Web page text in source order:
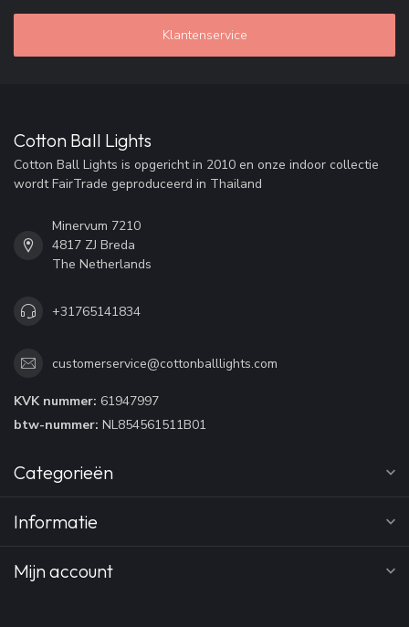
Klantenservice
Cotton Ball Lights
Cotton Ball Lights is opgericht in 2010 en onze indoor collectie
wordt FairTrade geproduceerd in Thailand
Minervum 7210
4817 ZJ Breda
The Netherlands
+31765141834
customerservice@cottonballlights.com
KVK nummer: 61947997
btw-nummer: NL854561511B01
Categorieën
Informatie
Mijn account